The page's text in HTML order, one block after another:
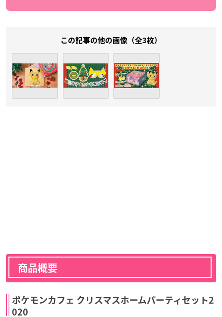
この記事の他の画像（全3枚）
商品概要
ポケモンカフェ クリスマスホームパーティセット2
020